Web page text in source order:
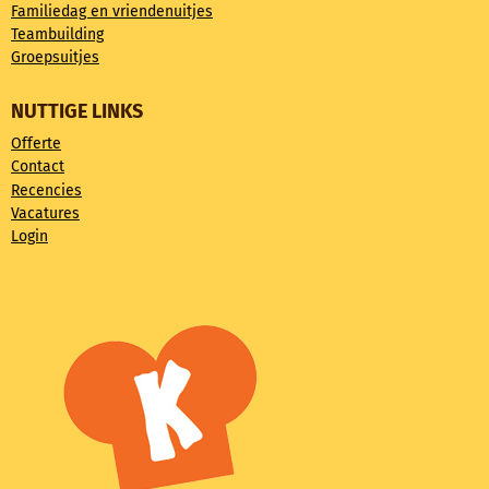
Familiedag en vriendenuitjes
Teambuilding
Groepsuitjes
NUTTIGE LINKS
Offerte
Contact
Recencies
Vacatures
Login